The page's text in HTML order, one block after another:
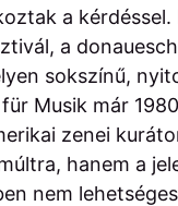
a kérdéssel.
a
sokszínű,
Musik már
zenei
hanem a
nem